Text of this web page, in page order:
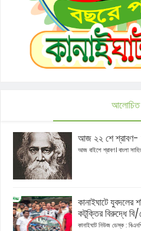
আলোচিত
আজ ২২ শে শ্রাবণ-
আজ বাইশে শ্রাবণ। বাংলা
কানাইঘাটে যুবদলের
কটূক্তির বিরুদ্ধে
কানাইঘাট নিউজ ডেস্ক :